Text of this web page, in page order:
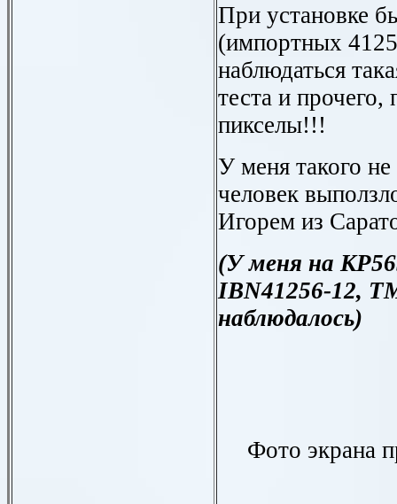
При установке
(импортных
наблюдаться
теста и
пикселы!!!
У меня такого
человек
Игорем из
(У меня на
IBN41256-12,
наблюдалось)
Фото экрана